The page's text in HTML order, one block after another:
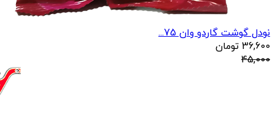
نودل گوشت گاردو وان 75...
36,600 تومان
45,000